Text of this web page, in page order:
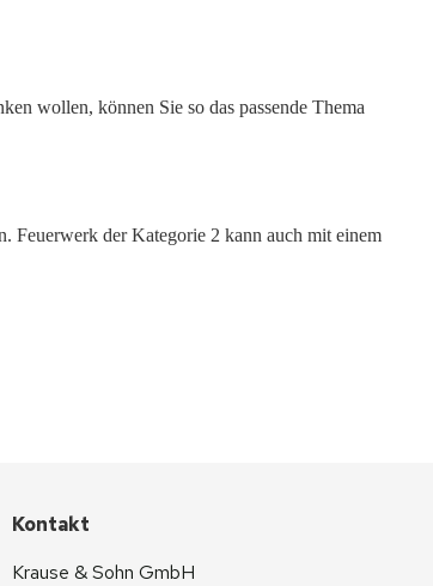
wollen, können Sie so das passende Thema
Feuerwerk der Kategorie 2 kann auch mit einem
Kontakt
Krause & Sohn GmbH